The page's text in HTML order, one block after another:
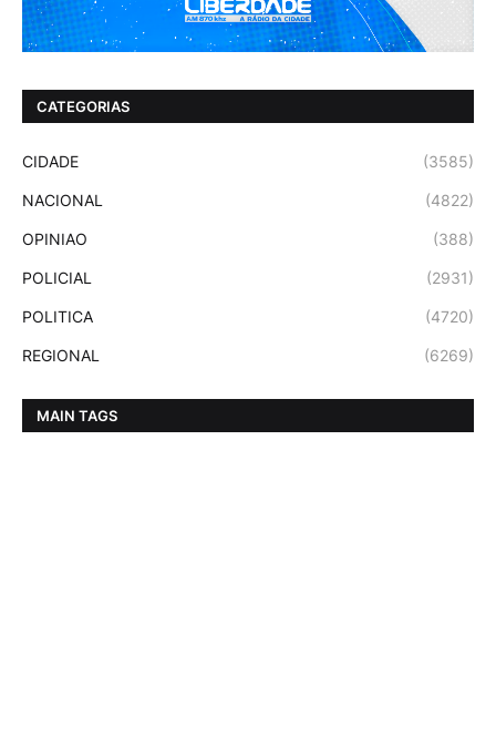
CATEGORIAS
CIDADE (3585)
NACIONAL (4822)
OPINIAO (388)
POLICIAL (2931)
POLITICA (4720)
REGIONAL (6269)
MAIN TAGS